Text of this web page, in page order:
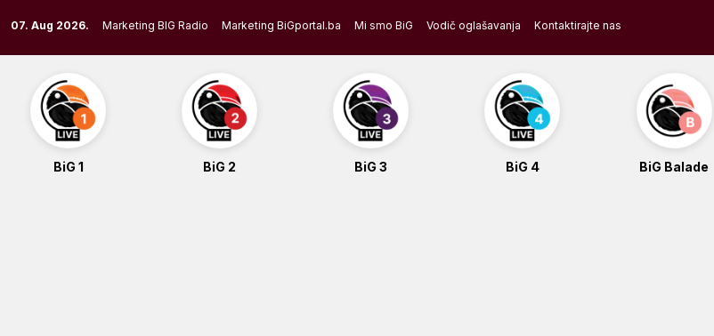
to
content
07. Aug 2026. Marketing BIG Radio Marketing BiGportal.ba Mi smo BiG Vodič oglašavanja Kontaktirajte nas
BiG 1 BiG 2 BiG 3 BiG 4 BiG Balade